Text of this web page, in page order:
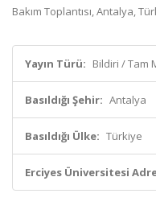
Bakım Toplantısı, Antalya,
Yayın Türü: Bildiri / Tam
Basıldığı Şehir: Antalya
Basıldığı Ülke: Türkiye
Erciyes Üniversitesi